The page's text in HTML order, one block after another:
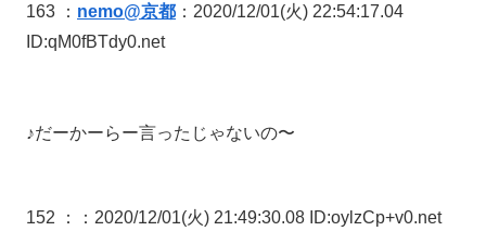
163 ： nemo@京都 ：2020/12/01(火) 22:54:17.04
ID:qM0fBTdy0.net
♪だーかーらー言ったじゃないの〜
152 ： ：2020/12/01(火) 21:49:30.08 ID:oylzCp+v0.net